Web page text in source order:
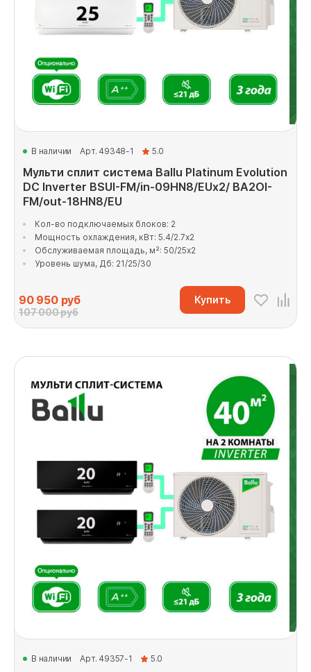
В наличии Арт. 49348-1 5.0
Мульти сплит система Ballu Platinum Evolution
DC Inverter BSUI-FM/in-09HN8/EUx2/ BA2OI-
FM/out-18HN8/EU
Кол-во подключаемых блоков: 2
Мощность охлаждения, кВт: 5.4/2.7x2
Обслуживаемая площадь, м²: 50/25x2
Уровень шума, Дб: 21/25/30
90 950руб
107 000 руб
Купить
В наличии Арт. 49357-1 5.0